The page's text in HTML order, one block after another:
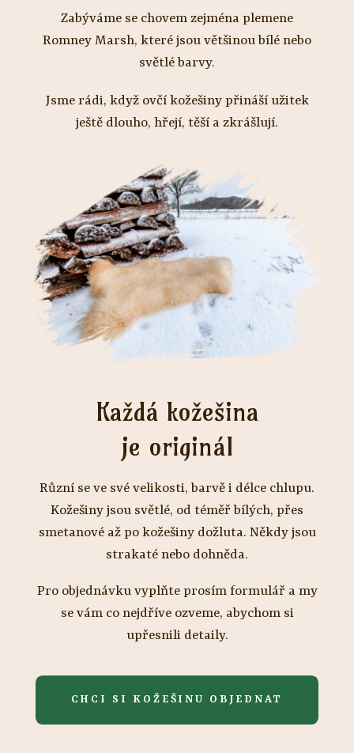
Zabýváme se chovem zejména plemene
Romney Marsh, které jsou většinou bílé nebo
světlé barvy.
Jsme rádi, když ovčí kožešiny přináší užitek
ještě dlouho, hřejí, těší a zkrášlují.
Každá kožešina
je originál
Různí se ve své velikosti, barvě i délce chlupu.
Kožešiny jsou světlé, od téměř bílých, přes
smetanové až po kožešiny dožluta. Někdy jsou
strakaté nebo dohněda.
Pro objednávku vyplňte prosím formulář a my
se vám co nejdříve ozveme, abychom si
upřesnili detaily.
CHCI SI KOŽEŠINU OBJEDNAT